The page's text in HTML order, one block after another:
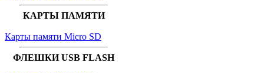
КАРТЫ ПАМЯТИ
Карты памяти Micro SD
ФЛЕШКИ USB FLASH